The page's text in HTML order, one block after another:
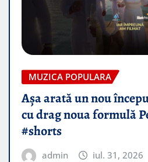
MUZICA POPULARA
Așa arată un nou
cu drag noua formulă
#shorts
admin iul. 31, 2026